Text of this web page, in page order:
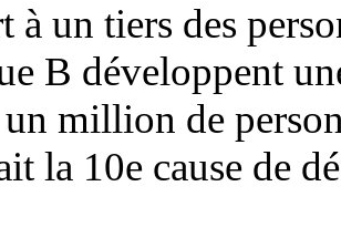
à un tiers des
B développent
million de
la 10e cause de